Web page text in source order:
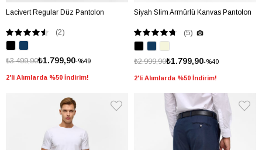
Lacivert Regular Düz Pantolon
(2)
%49
₺1.799,90
₺3.499,90
2'li Alımlarda %50 İndirim!
Siyah Slim Armürlü Kanvas Pantolon
(5)
%40
₺1.799,90
₺2.999,90
2'li Alımlarda %50 İndirim!